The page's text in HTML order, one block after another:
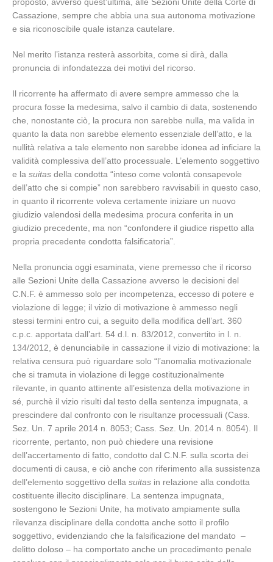
Cassazione, sempre che abbia una sua autonoma motivazione
e sia riconoscibile quale istanza cautelare.
Nel merito l’istanza resterà assorbita, come si dirà, dalla
pronuncia di infondatezza dei motivi del ricorso.
Il ricorrente ha affermato di avere sempre ammesso che la
procura fosse la medesima, salvo il cambio di data, sostenendo
che, nonostante ciò, la procura non sarebbe nulla, ma valida in
quanto la data non sarebbe elemento essenziale dell’atto, e la
nullità relativa a tale elemento non sarebbe idonea ad inficiare la
validità complessiva dell’atto processuale. L’elemento soggettivo
e la suitas della condotta “inteso come volontà consapevole
dell’atto che si compie” non sarebbero ravvisabili in questo caso,
in quanto il ricorrente voleva certamente iniziare un nuovo
giudizio valendosi della medesima procura conferita in un
giudizio precedente, ma non “confondere il giudice rispetto alla
propria precedente condotta falsificatoria”.
Nella pronuncia oggi esaminata, viene premesso che il ricorso
alle Sezioni Unite della Cassazione avverso le decisioni del
C.N.F. è ammesso solo per incompetenza, eccesso di potere e
violazione di legge; il vizio di motivazione è ammesso negli
stessi termini entro cui, a seguito della modifica dell’art. 360
c.p.c. apportata dall’art. 54 d.l. n. 83/2012, convertito in l. n.
134/2012, è denunciabile in cassazione il vizio di motivazione: la
relativa censura può riguardare solo “l’anomalia motivazionale
che si tramuta in violazione di legge costituzionalmente
rilevante, in quanto attinente all’esistenza della motivazione in
sé, purchè il vizio risulti dal testo della sentenza impugnata, a
prescindere dal confronto con le risultanze processuali (Cass.
Sez. Un. 7 aprile 2014 n. 8053; Cass. Sez. Un. 2014 n. 8054). Il
ricorrente, pertanto, non può chiedere una revisione
dell’accertamento di fatto, condotto dal C.N.F. sulla scorta dei
documenti di causa, e ciò anche con riferimento alla sussistenza
dell’elemento soggettivo della suitas in relazione alla condotta
costituente illecito disciplinare. La sentenza impugnata,
sostengono le Sezioni Unite, ha motivato ampiamente sulla
rilevanza disciplinare della condotta anche sotto il profilo
soggettivo, evidenziando che la falsificazione del mandato –
delitto doloso – ha comportato anche un procedimento penale